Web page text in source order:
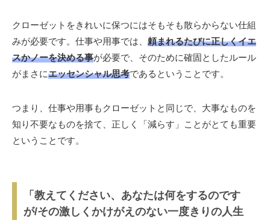
クローゼットをきれいに保つにはそもそも散らからない仕組
みが必要です。仕事や用事では、 頼まれるたびに正しくイエ
スかノーを決める事が必要で、そのために確固としたルール
がまさにエッセンシャル思考であるということです。
つまり、仕事や用事もクローゼットと同じで、大事なものを
知り不要なものを捨て、正しく「減らす」ことがとても重要
ということです。
「教えてください、あなたは何をするのです
が/その激しくかけがえのない一度きりの人生